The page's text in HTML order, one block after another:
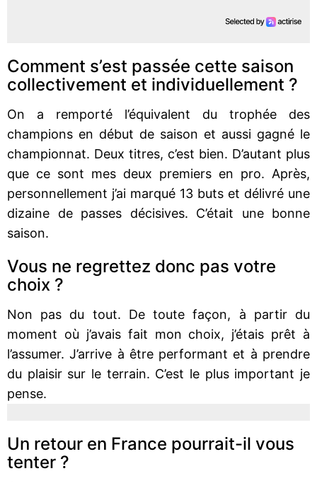
Comment s’est passée cette saison
collectivement et individuellement ?
On a remporté l’équivalent du trophée des
champions en début de saison et aussi gagné le
championnat. Deux titres, c’est bien. D’autant plus
que ce sont mes deux premiers en pro. Après,
personnellement j’ai marqué 13 buts et délivré une
dizaine de passes décisives. C’était une bonne
saison.
Vous ne regrettez donc pas votre
choix ?
Non pas du tout. De toute façon, à partir du
moment où j’avais fait mon choix, j’étais prêt à
l’assumer. J’arrive à être performant et à prendre
du plaisir sur le terrain. C’est le plus important je
pense.
Un retour en France pourrait-il vous
tenter ?